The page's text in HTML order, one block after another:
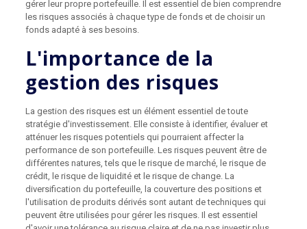
gérer leur propre portefeuille. Il est essentiel de bien comprendre
les risques associés à chaque type de fonds et de choisir un
fonds adapté à ses besoins.
L'importance de la
gestion des risques
La gestion des risques est un élément essentiel de toute
stratégie d'investissement. Elle consiste à identifier, évaluer et
atténuer les risques potentiels qui pourraient affecter la
performance de son portefeuille. Les risques peuvent être de
différentes natures, tels que le risque de marché, le risque de
crédit, le risque de liquidité et le risque de change. La
diversification du portefeuille, la couverture des positions et
l'utilisation de produits dérivés sont autant de techniques qui
peuvent être utilisées pour gérer les risques. Il est essentiel